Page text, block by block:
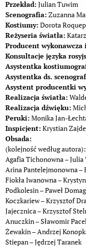
Przekład: Julian Tuwim
Scenografia: Zuzanna
Kostiumy: Dorota
Reżyseria światła:
Producent wykonawcza
Konsultacje języka
Asystentka
Asystentka ds.
Asystent producentki
Realizacja światła:
Realizacja dźwięku:
Peruki: Monika Jan-
Inspicjent: Krystian
Obsada:
(kolejność według autora):
Agafia Tichonowna – Julia
Arina Pantelejmonowna –
Fiokła Iwanowna –
Podkolesin – Paweł
Koczkariew – Krzysztof
Jajecznica – Krzysztof
Anuczkin – Sławomir
Żewakin – Andrzej
Stiepan – Jędrzej Taranek